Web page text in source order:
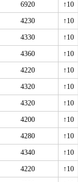
6920 ↑10
4230 ↑10
4330 ↑10
4360 ↑10
4220 ↑10
4320 ↑10
4320 ↑10
4200 ↑10
4280 ↑10
4340 ↑10
4220 ↑10